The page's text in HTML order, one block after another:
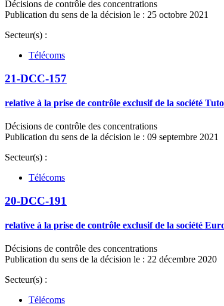
Décisions de contrôle des concentrations
Publication du sens de la décision le : 25 octobre 2021
Secteur(s) :
Télécoms
21-DCC-157
relative à la prise de contrôle exclusif de la société
Décisions de contrôle des concentrations
Publication du sens de la décision le : 09 septembre 2021
Secteur(s) :
Télécoms
20-DCC-191
relative à la prise de contrôle exclusif de la société
Décisions de contrôle des concentrations
Publication du sens de la décision le : 22 décembre 2020
Secteur(s) :
Télécoms